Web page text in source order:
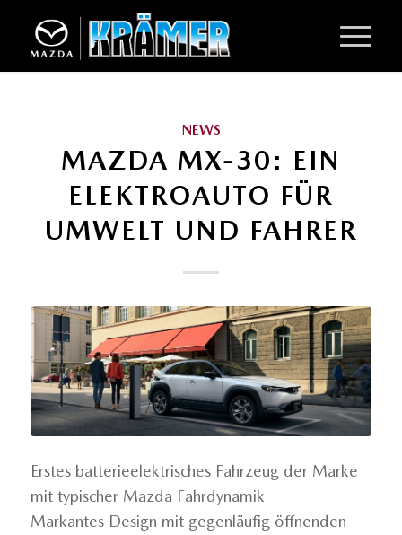
NEWS
MAZDA MX-30: EIN
ELEKTROAUTO FÜR
UMWELT UND FAHRER
Erstes batterieelektrisches Fahrzeug der Marke
mit typischer Mazda Fahrdynamik
Markantes Design mit gegenläufig öffnenden